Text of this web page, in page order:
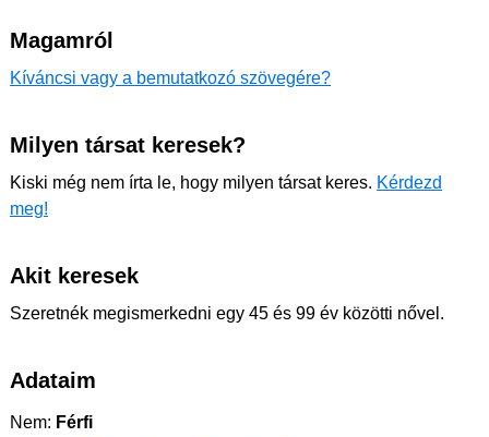
Magamról
Kíváncsi vagy a bemutatkozó szövegére?
Milyen társat keresek?
Kiski még nem írta le, hogy milyen társat keres. Kérdezd
meg!
Akit keresek
Szeretnék megismerkedni egy 45 és 99 év közötti nővel.
Adataim
Nem: Férfi